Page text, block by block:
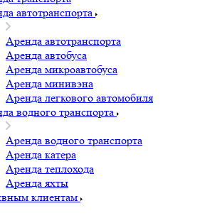
автотранспорта
Аренда автотранспорта
Аренда автобуса
Аренда микроавтобуса
Аренда минивэна
Аренда легкового автомобиля
водного транспорта
Аренда водного транспорта
Аренда катера
Аренда теплохода
Аренда яхты
клиентам